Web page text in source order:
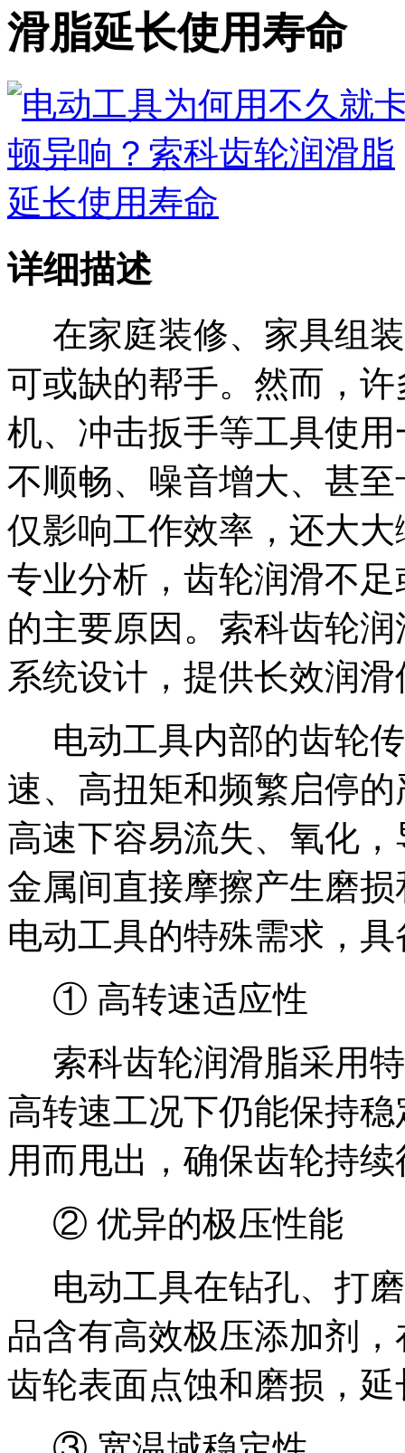
滑脂延长使用寿命
详细描述
在家庭装修、家具组
可或缺的帮手。然而，
机、冲击扳手等工具使
不顺畅、噪音增大、甚
仅影响工作效率，还大
专业分析，齿轮润滑不
的主要原因。索科齿轮
系统设计，提供长效润
电动工具内部的齿轮
速、高扭矩和频繁启停
高速下容易流失、氧化
金属间直接摩擦产生磨
电动工具的特殊需求，
① 高转速适应性
索科齿轮润滑脂采用
高转速工况下仍能保持
用而甩出，确保齿轮持
② 优异的极压性能
电动工具在钻孔、打
品含有高效极压添加剂
齿轮表面点蚀和磨损，